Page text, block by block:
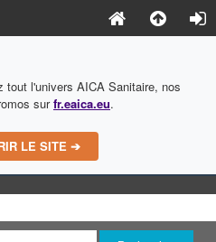
tout l'univers AICA Sanitaire, nos
surfr.eaica.eu.
LE SITE ➔